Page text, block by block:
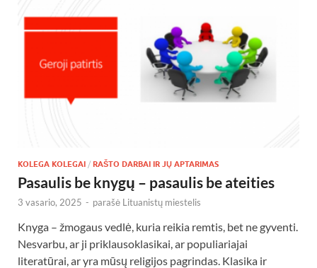
KOLEGA KOLEGAI / RAŠTO DARBAI IR JŲ APTARIMAS
Pasaulis be knygų – pasaulis be ateities
3 vasario, 2025 - parašė Lituanistų miestelis
Knyga – žmogaus vedlė, kuria reikia remtis, bet ne gyventi.
Nesvarbu, ar ji priklausoklasikai, ar populiariajai
literatūrai, ar yra mūsų religijos pagrindas. Klasika ir